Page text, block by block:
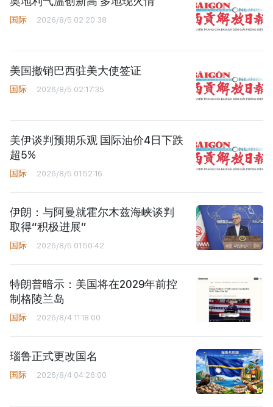
国际 2026/8/5 02:20:38
美国撤销巴西驻美大使签证
国际 2026/8/5 02:17:35
美伊谈判预期乐观 国际油价4日下跌
超5%
国际 2026/8/5 01:52:16
伊朗：与阿曼就霍尔木兹海峡谈判
取得“积极进展”
国际 2026/8/5 01:50:42
特朗普暗示：美国将在2029年前控
制格陵兰岛
国际 2026/8/4 11:18:00
瑙鲁正式更改国名
国际 2026/8/4 04:26:00